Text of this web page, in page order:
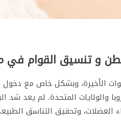
تنسيق القوام في مصر
والولايات المتحدة. لم يعد شد
العضلات، وتحقيق التناسق